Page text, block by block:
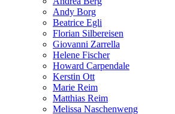
Andy Borg
Beatrice Egli
Florian Silbereisen
Giovanni Zarrella
Helene Fischer
Howard Carpendale
Kerstin Ott
Marie Reim
Matthias Reim
Melissa Naschenweng